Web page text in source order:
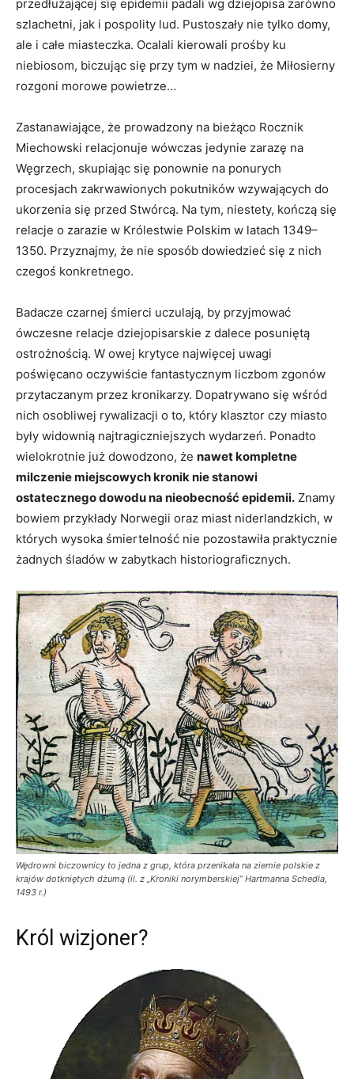
przedłużającej się epidemii padali wg dziejopisa zarówno
szlachetni, jak i pospolity lud. Pustoszały nie tylko domy,
ale i całe miasteczka. Ocalali kierowali prośby ku
niebiosom, biczując się przy tym w nadziei, że Miłosierny
rozgoni morowe powietrze…
Zastanawiające, że prowadzony na bieżąco Rocznik
Miechowski relacjonuje wówczas jedynie zarazę na
Węgrzech, skupiając się ponownie na ponurych
procesjach zakrwawionych pokutników wzywających do
ukorzenia się przed Stwórcą. Na tym, niestety, kończą się
relacje o zarazie w Królestwie Polskim w latach 1349–
1350. Przyznajmy, że nie sposób dowiedzieć się z nich
czegoś konkretnego.
Badacze czarnej śmierci uczulają, by przyjmować
ówczesne relacje dziejopisarskie z dalece posuniętą
ostrożnością. W owej krytyce najwięcej uwagi
poświęcano oczywiście fantastycznym liczbom zgonów
przytaczanym przez kronikarzy. Dopatrywano się wśród
nich osobliwej rywalizacji o to, który klasztor czy miasto
były widownią najtragiczniejszych wydarzeń. Ponadto
wielokrotnie już dowodzono, że nawet kompletne
milczenie miejscowych kronik nie stanowi
ostatecznego dowodu na nieobecność epidemii. Znamy
bowiem przykłady Norwegii oraz miast niderlandzkich, w
których wysoka śmiertelność nie pozostawiła praktycznie
żadnych śladów w zabytkach historiograficznych.
Wędrowni biczownicy to jedna z grup, która przenikała na ziemie polskie z
krajów dotkniętych dżumą (il. z „Kroniki norymberskiej” Hartmanna Schedla,
1493 r.)
Król wizjoner?